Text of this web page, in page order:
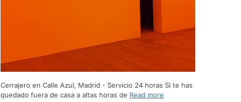
Cerrajero en Calle Azul, Madrid - Servicio 24 horas Si te has
quedado fuera de casa a altas horas de Read more